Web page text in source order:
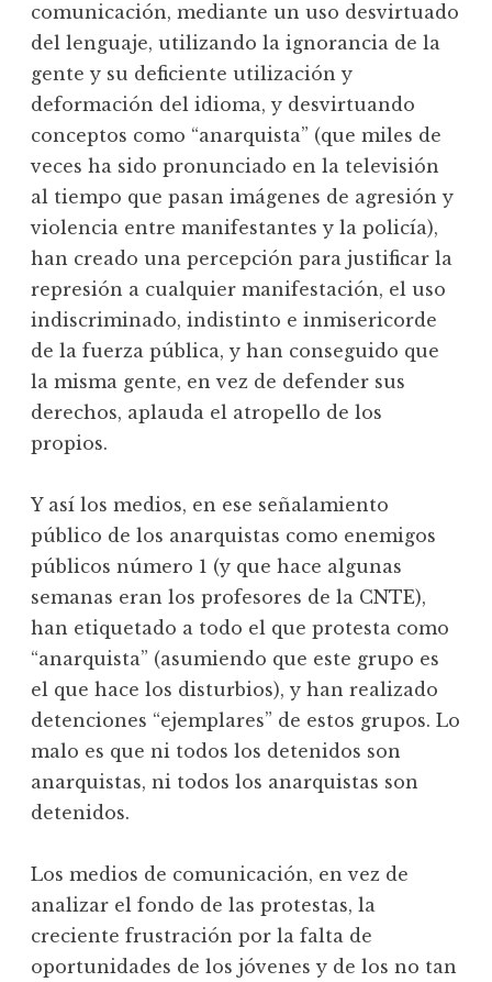
comunicación, mediante un uso desvirtuado
del lenguaje, utilizando la ignorancia de la
gente y su deficiente utilización y
deformación del idioma, y desvirtuando
conceptos como “anarquista” (que miles de
veces ha sido pronunciado en la televisión
al tiempo que pasan imágenes de agresión y
violencia entre manifestantes y la policía),
han creado una percepción para justificar la
represión a cualquier manifestación, el uso
indiscriminado, indistinto e inmisericorde
de la fuerza pública, y han conseguido que
la misma gente, en vez de defender sus
derechos, aplauda el atropello de los
propios.
Y así los medios, en ese señalamiento
público de los anarquistas como enemigos
públicos número 1 (y que hace algunas
semanas eran los profesores de la CNTE),
han etiquetado a todo el que protesta como
“anarquista” (asumiendo que este grupo es
el que hace los disturbios), y han realizado
detenciones “ejemplares” de estos grupos. Lo
malo es que ni todos los detenidos son
anarquistas, ni todos los anarquistas son
detenidos.
Los medios de comunicación, en vez de
analizar el fondo de las protestas, la
creciente frustración por la falta de
oportunidades de los jóvenes y de los no tan